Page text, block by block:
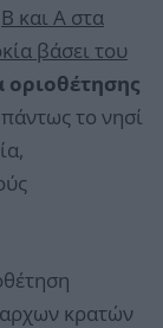
Β και Α στα
βάσει του
οριοθέτησης
το νησί
κρατών